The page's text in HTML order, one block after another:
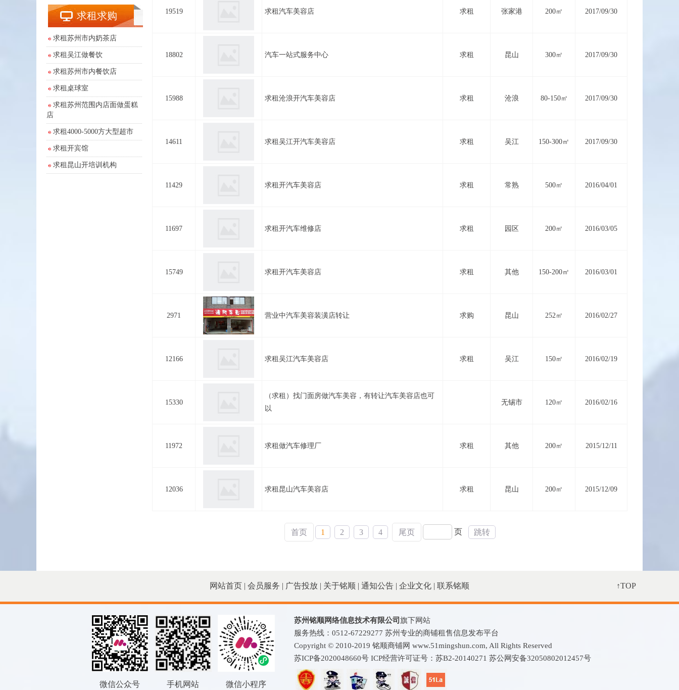
求租求购
求租苏州市内奶茶店
求租吴江做餐饮
求租苏州市内餐饮店
求租桌球室
求租苏州范围内店面做蛋糕
店
求租4000-5000方大型超市
求租开宾馆
求租昆山开培训机构
19519 求租汽车美容店 求租 张家港 200㎡ 2017/09/30
18802 汽车一站式服务中心 求租 昆山 300㎡ 2017/09/30
15988 求租沧浪开汽车美容店 求租 沧浪 80-150㎡ 2017/09/30
14611 求租吴江开汽车美容店 求租 吴江 150-300㎡ 2017/09/30
11429 求租开汽车美容店 求租 常熟 500㎡ 2016/04/01
11697 求租开汽车维修店 求租 园区 200㎡ 2016/03/05
15749 求租开汽车美容店 求租 其他 150-200㎡ 2016/03/01
2971 营业中汽车美容装潢店转让 求购 昆山 252㎡ 2016/02/27
12166 求租吴江汽车美容店 求租 吴江 150㎡ 2016/02/19
15330
（求租）找门面房做汽车美容，有转让汽车美容店也可
以
无锡市 120㎡ 2016/02/16
11972 求租做汽车修理厂 求租 其他 200㎡ 2015/12/11
12036 求租昆山汽车美容店 求租 昆山 200㎡ 2015/12/09
首页 1 2 3 4 尾页 页 跳转
↑TOP
网站首页 | 会员服务 | 广告投放 | 关于铭顺 | 通知公告 | 企业文化 | 联系铭顺
微信公众号 手机网站 微信小程序
苏州铭顺网络信息技术有限公司 旗下网站
服务热线：0512-67229277 苏州专业的商铺租售信息发布平台
Copyright © 2010-2019 铭顺商铺网 www.51mingshun.com, All Rights Reserved
苏ICP备2020048660号 ICP经营许可证号：苏B2-20140271 苏公网安备32050802012457号